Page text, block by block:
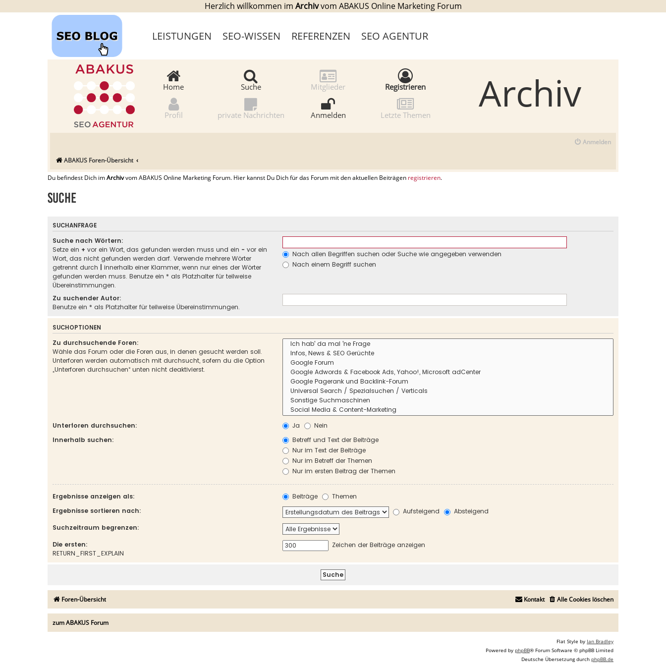
Herzlich willkommen im Archivvom ABAKUS Online Marketing Forum
LEISTUNGEN SEO-WISSEN REFERENZEN SEO AGENTUR
Home
Profil
Suche
private Nachrichten
Mitglieder
Anmelden
Registrieren
Letzte Themen Archiv
Anmelden
ABAKUS Foren-Übersicht
Du befindest Dich imArchivvom ABAKUS Online Marketing Forum. Hier kannst Du Dich für das Forum mit den aktuellen Beiträgen registrieren.
Suche
SUCHANFRAGE
Suche nach Wörtern:
Setze ein + vor ein Wort, das gefunden werden muss und ein - vor ein
Wort, das nicht gefunden werden darf. Verwende mehrere Wörter
getrennt durch
innerhalb einer Klammer, wenn nur eines der Wörter
gefunden werden muss. Benutze ein * als Platzhalter für teilweise
Übereinstimmungen.
Nach allen Begriffen suchen oder Suche wie angegeben verwenden
Nach einem Begriff suchen
Zu suchender Autor:
Benutze ein * als Platzhalter für teilweise Übereinstimmungen.
SUCHOPTIONEN
Zu durchsuchende Foren:
Wähle das Forum oder die Foren aus, in denen gesucht werden soll.
Unterforen werden automatisch mit durchsucht, sofern du die Option
„Unterforen durchsuchen“ unten nicht deaktivierst.
Unterforen durchsuchen: Ja
Nein
Innerhalb suchen:
Betreff und Text der Beiträge
Nur im Text der Beiträge
Nur im Betreff der Themen
Nur im ersten Beitrag der Themen
Ergebnisse anzeigen als: Beiträge
Themen
Ergebnisse sortieren nach:
Aufsteigend
Absteigend
Suchzeitraum begrenzen:
Die ersten:
RETURN_FIRST_EXPLAIN
Zeichen der Beiträge anzeigen
Foren-Übersicht Alle Cookies löschen
Kontakt
zum ABAKUS Forum
Flat Style by Ian Bradley
Powered by phpBB® Forum Software © phpBB Limited
Deutsche Übersetzung durch phpBB.de